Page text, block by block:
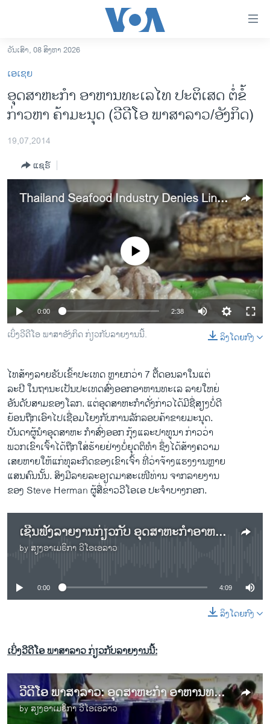
ເຂົ້າ
ຫາ
ຂ້າມ
ຂ້າມ
ຫາ
ອາເມຣິກາ
ການເລືອກຕັ້ງ ປະທານາທີບໍດີ ສະຫະລັດ 2024
ຂ່າວ​ຈີນ
ໂລກ
ເອເຊຍ
ອິດສະຫຼະພາບດ້ານການຂ່າວ
ຊີວິດຊາວລາວ
ຊຸມຊົນຊາວລາວ
ວິທະຍາສາດ-ເທັກໂນໂລຈີ
ທຸລະກິດ
ພາສາອັງກິດ
ສຽງ
ລາຍການກະຈາຍສຽງ
ລາຍງານ
ຕິດຕາມພວກເຮົາ ທີ່
ພາສາຕ່າງໆ
ວັນເສົາ, 08 ສິງຫາ 2026
ເອເຊຍ
ອຸດສາຫະກຳ ອາຫານທະເລໄທ ປະຕິເສດ ຕໍ່ຂໍ້
ກ່າວຫາ ຄ້າມະນຸດ (ວີດີໂອ ພາສາລາວ/ອັງກິດ)
19,07,2014
ແຊຣ໌
Thailand Seafood Industry Denies Links to Human Trafficking
No media source currently available
0:00 2:38
ລິງໂດຍກົງ
ເບິ່ງວີດີໂອ ພາສາອັງກິດ ກ່ຽວກັບລາຍງານນີ້.
ໄທ​ສ້າງ​ລາຍ​ຮັບ​ເຂົ້າປະ​ເທດ​ ຫຼາຍ​ກວ່າ 7 ຕື້​ດອນ​ລາ​ໃນ​ແຕ່
ລະ​ປີ ​ໃນ​ຖານະ​ເປັນ​ປະ​ເທດ​ສົ່ງ​ອອກ​ອາຫານ​ທະ​ເລ ລາຍ​ໃຫຍ່​
ອັນ​ດັບ​ສາມ​ຂອງ​ໂລກ. ​ແຕ່​ອຸດສາຫະກຳດັ່ງກ່າວໄດ້ມີຊື່​ສຽງບໍ່​ດີ​
ຍ້ອນ​ຖືກ​ເອົາ​ໄປເຊື່ອມ​ໂຍງ​ກັບ​ການ​ລັກລອບ​ຄ້າຂາຍ​ມະນຸດ.
ບັນດາ​ຜູ້ນຳອຸດສາຫະ ກຳ​ສົ່ງ​ອອກ​ ກຸ້ງ​ແລະ​ປາທູ​ນາ ກ່າວ​ວ່າ
ພວກ​ເຂົາ​ເຈົ້າ​ໄດ້​ຖືກ​ໃສ່​ຮ້າຍ​ຢ່າງ​ບໍ່​ຍຸດຕິ​ທຳ ຊຶ່ງ​ໄດ້ສ້າງ​ຄວາມ
​ເສຍ​ຫາຍ​ໃຫ້​ແກ່​ທຸລະ​ກິດ​ຂອງ​ເຂົາ​ເຈົ້າ ທີ່ວ່າ​ຈ້າງແຮງ​ງານຫຼາຍ
ແສນ​ຄົນ​ນັ້ນ. ສິງ​ມີ​ລາຍ​ລະອຽດມາສະ​ເໜີ​ທ່ານ ຈາກລາຍ​ງານ​
ຂອງ Steve Herman ​ຜູ້​ສື່​ຂ່າວວີ​ໂອ​ເອ ປະຈຳບາງກອກ.
ເຊີນຟັງລາຍງານກ່ຽວກັບ ອຸດສາຫະກຳອາຫານທະເລໄທ ປະຕິເສດຕໍ່ຂໍ້ກ່າວຫາຄ້າມະນຸດ
by ສຽງອາເມຣິກາ ວີໂອເອລາວ
No media source currently available
0:00 4:09
ລິງໂດຍກົງ
ເບິ່ງວີດີໂອ ພາສາລາວ ກ່ຽວກັບລາຍງານນີ້:
ວີດີໂອ ພາສາລາວ: ອຸດສາຫະກຳ ອາຫານທະເລໄທ ປະຕິເສດ ຂໍ້ກ່າວຫາຄ້າມະນຸດ
byສຽງອາເມຣິກາ ວີໂອເອລາວ